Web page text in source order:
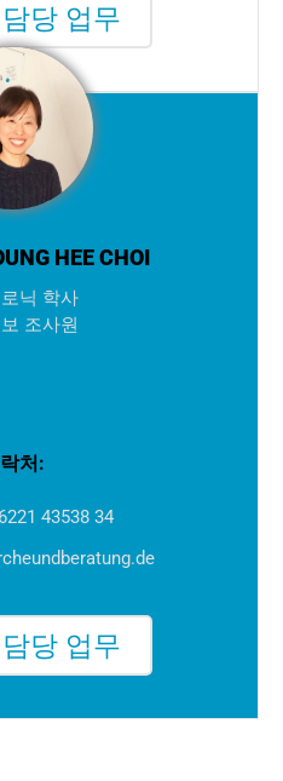
당 업무
HEE CHOI
닉 학사
조사원
처:
43538 34
당 업무